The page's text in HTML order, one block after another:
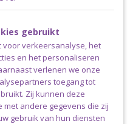
veilige manier wordt
De aanbevolen naalddikte is
weegt 50 gram en heeft
van 10, 25 en 50 gram;
in bollen van 100
als colour pack met
gram in 109 kleuren.
gebruikt
voor verkeersanalyse, het
en het personaliseren
verlenen we onze
toegang tot
Zij kunnen deze
andere gegevens die zij
gebruik van hun diensten